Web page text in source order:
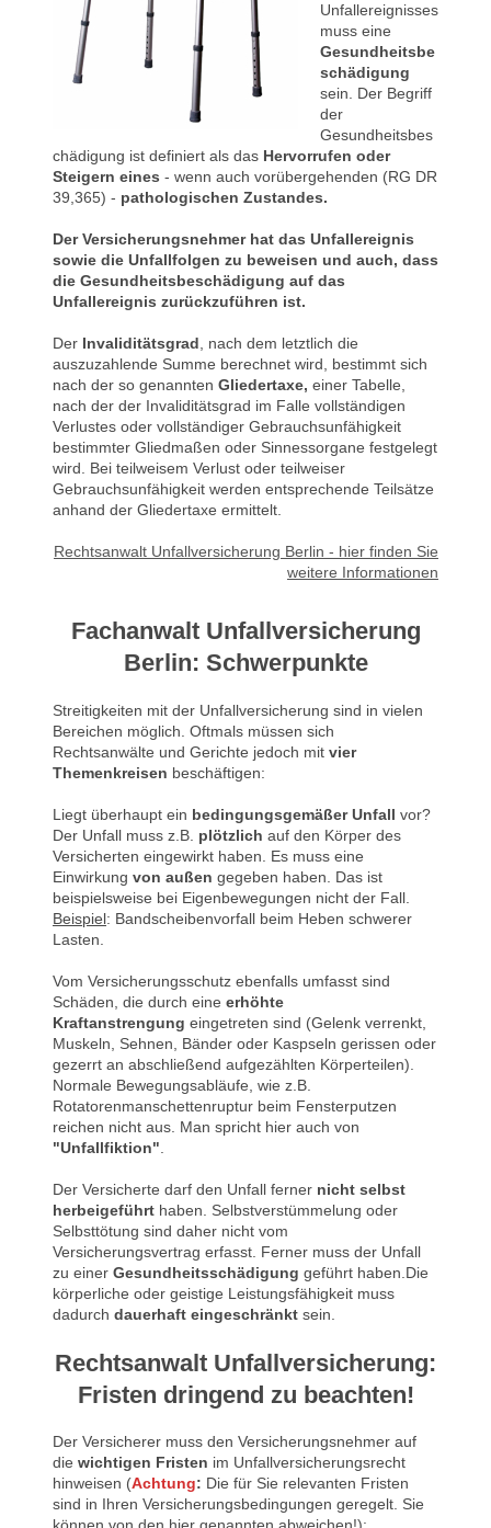
Unfallereignisses
muss eine
Gesundheitsbe
schädigung
sein. Der Begriff
der
Gesundheitsbes
chädigung ist definiert als das Hervorrufen oder
Steigern eines - wenn auch vorübergehenden (RG DR
39,365) - pathologischen Zustandes.
Der Versicherungsnehmer hat das Unfallereignis
sowie die Unfallfolgen zu beweisen und auch, dass
die Gesundheitsbeschädigung auf das
Unfallereignis zurückzuführen ist.
Der Invaliditätsgrad, nach dem letztlich die
auszuzahlende Summe berechnet wird, bestimmt sich
nach der so genannten Gliedertaxe, einer Tabelle,
nach der der Invaliditätsgrad im Falle vollständigen
Verlustes oder vollständiger Gebrauchsunfähigkeit
bestimmter Gliedmaßen oder Sinnessorgane festgelegt
wird. Bei teilweisem Verlust oder teilweiser
Gebrauchsunfähigkeit werden entsprechende Teilsätze
anhand der Gliedertaxe ermittelt.
Rechtsanwalt Unfallversicherung Berlin - hier finden Sie
weitere Informationen
Fachanwalt Unfallversicherung
Berlin: Schwerpunkte
Streitigkeiten mit der Unfallversicherung sind in vielen
Bereichen möglich. Oftmals müssen sich
Rechtsanwälte und Gerichte jedoch mit vier
Themenkreisen beschäftigen:
Liegt überhaupt ein bedingungsgemäßer Unfall vor?
Der Unfall muss z.B. plötzlich auf den Körper des
Versicherten eingewirkt haben. Es muss eine
Einwirkung von außen gegeben haben. Das ist
beispielsweise bei Eigenbewegungen nicht der Fall.
Beispiel: Bandscheibenvorfall beim Heben schwerer
Lasten.
Vom Versicherungsschutz ebenfalls umfasst sind
Schäden, die durch eine erhöhte
Kraftanstrengung eingetreten sind (Gelenk verrenkt,
Muskeln, Sehnen, Bänder oder Kaspseln gerissen oder
gezerrt an abschließend aufgezählten Körperteilen).
Normale Bewegungsabläufe, wie z.B.
Rotatorenmanschettenruptur beim Fensterputzen
reichen nicht aus. Man spricht hier auch von
"Unfallfiktion".
Der Versicherte darf den Unfall ferner nicht selbst
herbeigeführt haben. Selbstverstümmelung oder
Selbsttötung sind daher nicht vom
Versicherungsvertrag erfasst. Ferner muss der Unfall
zu einer Gesundheitsschädigung geführt haben.Die
körperliche oder geistige Leistungsfähigkeit muss
dadurch dauerhaft eingeschränkt sein.
Rechtsanwalt Unfallversicherung:
Fristen dringend zu beachten!
Der Versicherer muss den Versicherungsnehmer auf
die wichtigen Fristen im Unfallversicherungsrecht
hinweisen (Achtung: Die für Sie relevanten Fristen
sind in Ihren Versicherungsbedingungen geregelt. Sie